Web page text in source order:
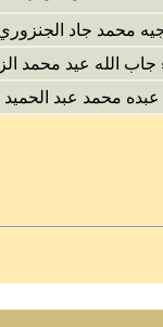
محمد جاد
جاب الله عيد محمد
محمد عبد الحميد